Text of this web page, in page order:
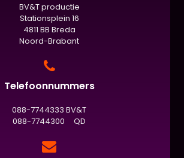
BV&T productie
Stationsplein 16
4811 BB Breda
Noord-Brabant
Telefoonnummers
088-7744333 BV&T
088-7744300 QD